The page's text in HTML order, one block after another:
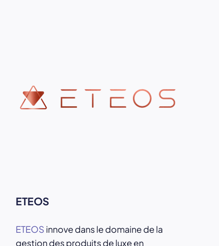
ETEOS
ETEOS innove dans le domaine de la
gestion des produits de luxe en